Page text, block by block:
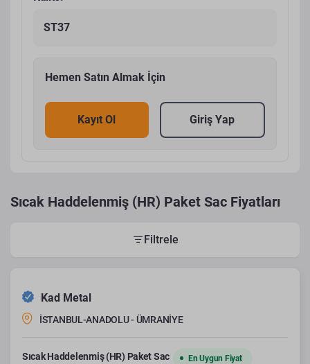
ST37
Hemen Satın Almak İçin
Kayıt Ol Giriş Yap
Sıcak Haddelenmiş (HR) Paket Sac Fiyatları
Filtrele
Kad Metal
İSTANBUL-ANADOLU - ÜMRANİYE
Sıcak Haddelenmiş (HR) Paket Sac En Uygun Fiyat